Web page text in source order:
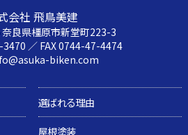
会社 飛鳥美建
良県橿原市新堂町223-3
／ FAX 0744-47-4474
biken.com
選ばれる理由
屋根塗装